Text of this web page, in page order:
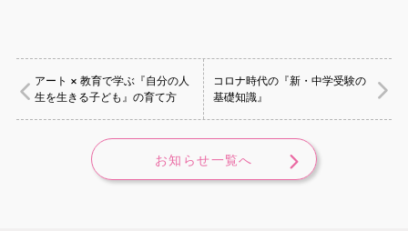
アート × 教育で学ぶ『自分の人
生を生きる子ども』の育て方
コロナ時代の『新・中学受験の
基礎知識』
お知らせ一覧へ